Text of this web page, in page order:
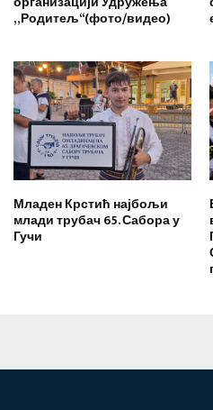
„Родитељ“(фото/видео)
Младен Крстић најбољи
млади трубач 65. Сабора у
Гучи